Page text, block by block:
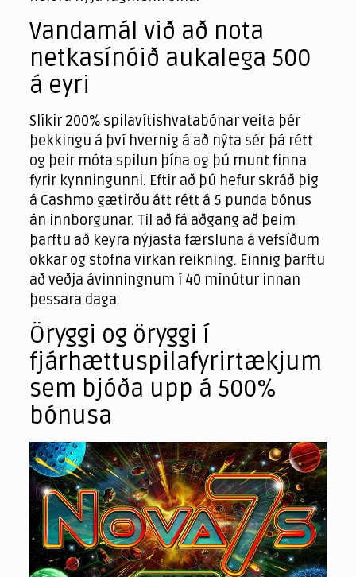
Vandamál við að nota
netkasínóið aukalega 500
á eyri
Slíkir 200% spilavítishvatabónar veita þér
þekkingu á því hvernig á að nýta sér þá rétt
og þeir móta spilun þína og þú munt finna
fyrir kynningunni. Eftir að þú hefur skráð þig
á Cashmo gætirðu átt rétt á 5 punda bónus
án innborgunar. Til að fá aðgang að þeim
þarftu að keyra nýjasta færsluna á vefsíðum
okkar og stofna virkan reikning. Einnig þarftu
að veðja ávinningnum í 40 mínútur innan
þessara daga.
Öryggi og öryggi í
fjárhættuspilafyrirtækjum
sem bjóða upp á 500%
bónusa